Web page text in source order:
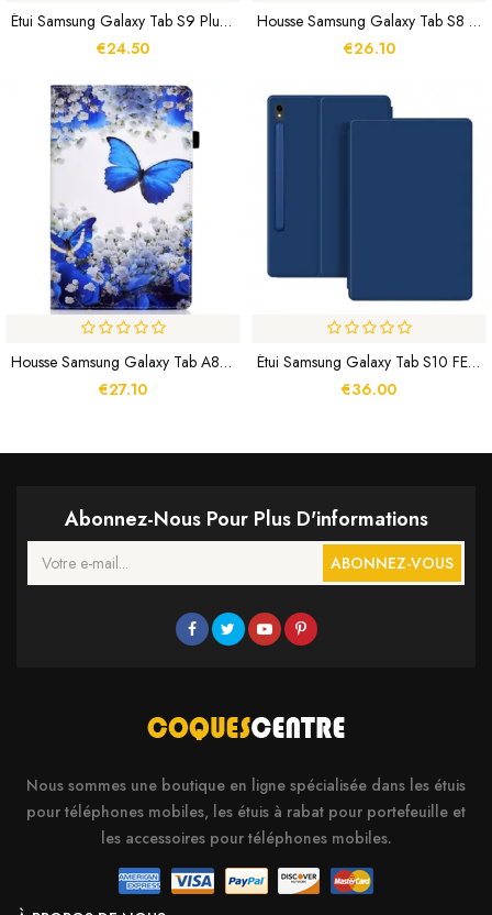
Étui Samsung Galaxy Tab S9 Plus Pochette À Fermeture Éclair
€24.50
Housse Samsung Galaxy Tab S8 Plus / S7 Plus Féérie Papillons
€26.10
Housse Samsung Galaxy Tab A8 (2021) Papillons Enchantés
€27.10
Étui Samsung Galaxy Tab S10 FE / S9 FE / S9 Magnétique
€36.00
Abonnez-Nous Pour Plus D'informations
ABONNEZ-VOUS
Nous sommes une boutique en ligne spécialisée dans les étuis
pour téléphones mobiles, les étuis à rabat pour portefeuille et
les accessoires pour téléphones mobiles.